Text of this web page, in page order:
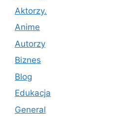
Aktorzy.
Anime
Autorzy
Biznes
Blog
Edukacja
General